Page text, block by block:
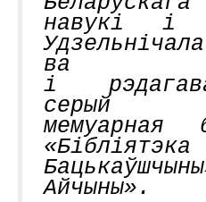
навукі і
Удзельнічала
ва
і
серый
мемуарная
«Бібліятэка
Айчыны».